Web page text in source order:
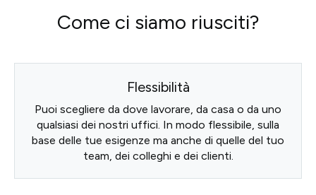
Come ci siamo riusciti?
Flessibilità
Puoi scegliere da dove lavorare, da casa o da uno
qualsiasi dei nostri uffici. In modo flessibile, sulla
base delle tue esigenze ma anche di quelle del tuo
team, dei colleghi e dei clienti.